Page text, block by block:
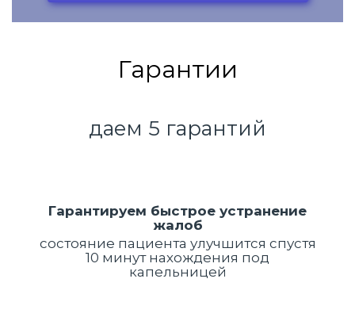
Гарантии
даем 5 гарантий
Гарантируем быстрое устранение
жалоб
состояние пациента улучшится спустя
10 минут нахождения под
капельницей